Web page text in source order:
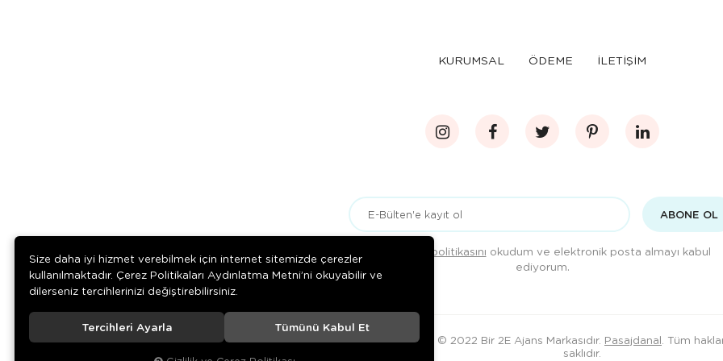
KURUMSAL ÖDEME İLETİŞİM
ABONE OL
Gizlilik politikasını okudum ve elektronik posta almayı kabul
ediyorum.
© 2022 Bir 2E Ajans Markasıdır. Pasajdanal . Tüm
saklıdır.
Size daha iyi hizmet verebilmek için internet sitemizde çerezler
kullanılmaktadır. Çerez Politikaları Aydınlatma Metni’ni okuyabilir ve
dilerseniz tercihlerinizi değiştirebilirsiniz.
Tercihleri Ayarla Tümünü Kabul Et